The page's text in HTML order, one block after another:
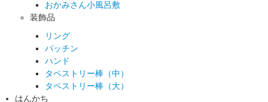
おかみさん小風呂敷
装飾品
リング
パッチン
ハンド
タペストリー棒（中）
タペストリー棒（大）
はんかち